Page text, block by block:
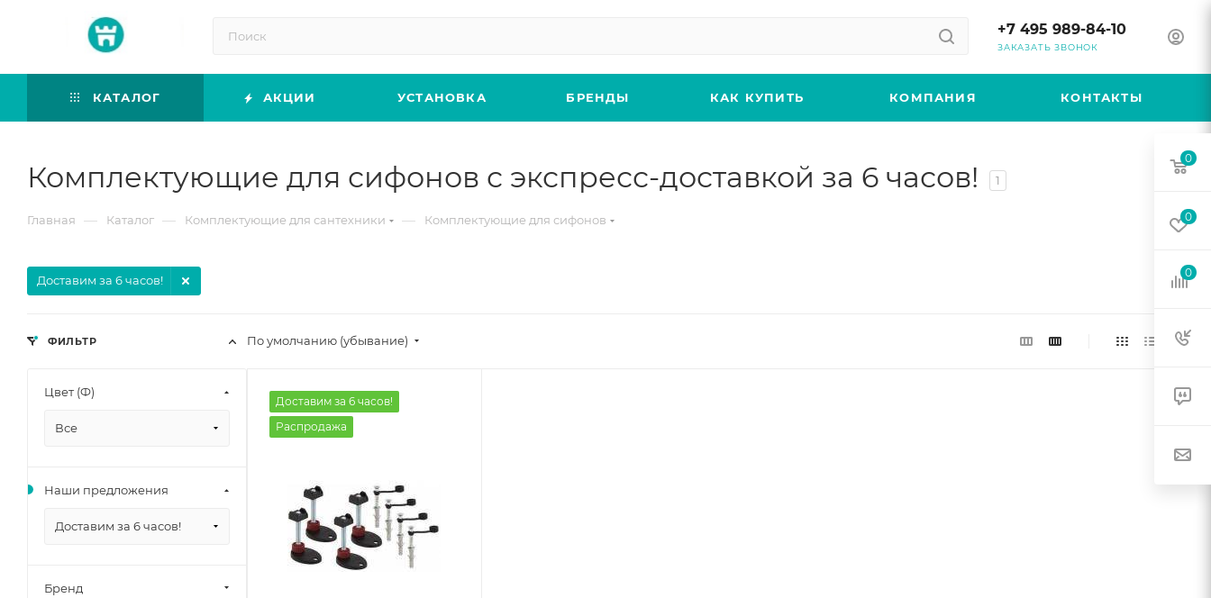
+7 495 989-84-10
ЗАКАЗАТЬ ЗВОНОК
КАТАЛОГ АКЦИИ УСТАНОВКА БРЕНДЫ КАК КУПИТЬ КОМПАНИЯ КОНТАКТЫ
Комплектующие для сифонов с экспресс-доставкой за 6 часов! 1
Главная — Каталог — Комплектующие для сантехники — Комплектующие для сифонов
Доставим за 6 часов!
По умолчанию (убывание)
Доставим за 6 часов!
Распродажа
ФИЛЬТР
Цвет (Ф)
Все
Наши предложения
Доставим за 6 часов!
Бренд
0
0
0